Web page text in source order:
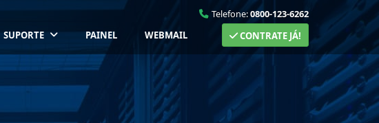
SUPORTE PAINEL WEBMAIL CONTRATE JÁ!
Telefone:0800-123-6262